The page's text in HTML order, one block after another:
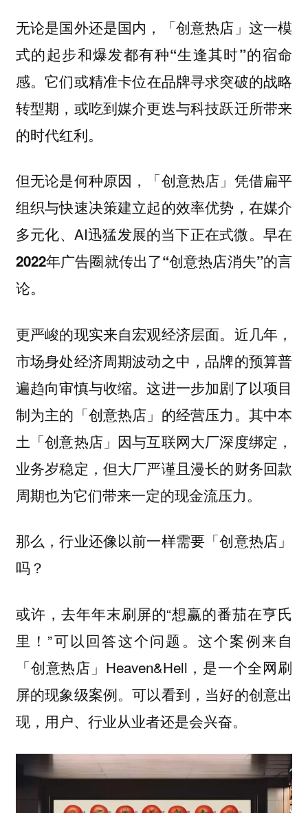
无论是国外还是国内，「创意热店」这一模
式的起步和爆发都有种“生逢其时”的宿命
感。它们或精准卡位在品牌寻求突破的战略
转型期，或吃到媒介更迭与科技跃迁所带来
的时代红利。
但无论是何种原因，「创意热店」凭借扁平
组织与快速决策建立起的效率优势，在媒介
多元化、AI迅猛发展的当下正在式微。 早在
2022年广告圈就传出了“创意热店消失”的言
论。
更严峻的现实来自宏观经济层面。近几年，
市场身处经济周期波动之中，品牌的预算普
遍趋向审慎与收缩。这进一步加剧了以项目
制为主的「创意热店」的经营压力。其中本
土「创意热店」因与互联网大厂深度绑定，
业务岁稳定，但大厂严谨且漫长的财务回款
周期也为它们带来一定的现金流压力。
那么，行业还像以前一样需要「创意热店」
吗？
或许，去年年末刷屏的“想赢的番茄在亨氏
里！”可以回答这个问题。这个案例来自
「创意热店」Heaven&Hell，是一个全网刷
屏的现象级案例。可以看到，当好的创意出
现，用户、行业从业者还是会兴奋。